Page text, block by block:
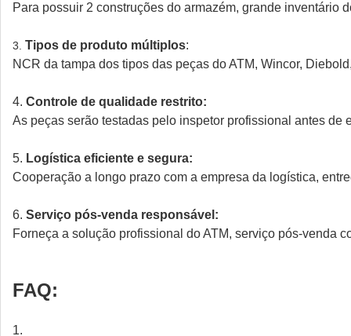
Para possuir 2 construções do armazém, grande inventário
3. Tipos de produto múltiplos:
NCR da tampa dos tipos das peças do ATM, Wincor,
4. Controle de qualidade restrito:
As peças serão testadas pelo inspetor profissional antes de
5. Logística eficiente e segura:
Cooperação a longo prazo com a empresa da logística,
6. Serviço pós-venda responsável:
Forneça a solução profissional do ATM, serviço pós-venda
FAQ:
1.